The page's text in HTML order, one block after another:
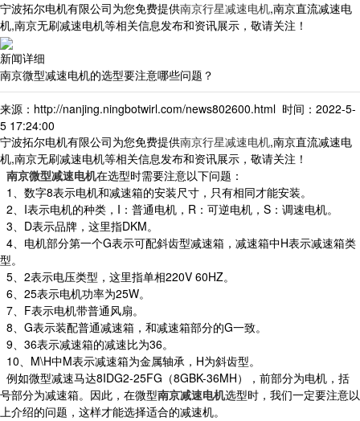
宁波拓尔电机有限公司为您免费提供南京行星减速电机,南京直流减速电
机,南京无刷减速电机等相关信息发布和资讯展示，敬请关注！
新闻详细
南京微型减速电机的选型要注意哪些问题？
来源：http://nanjing.ningbotwirl.com/news802600.html 时间：2022-5-
5 17:24:00
宁波拓尔电机有限公司为您免费提供南京行星减速电机,南京直流减速电
机,南京无刷减速电机等相关信息发布和资讯展示，敬请关注！
南京微型减速电机在选型时需要注意以下问题：
1、数字8表示电机和减速箱的安装尺寸，只有相同才能安装。
2、I表示电机的种类，I：普通电机，R：可逆电机，S：调速电机。
3、D表示品牌，这里指DKM。
4、电机部分第一个G表示可配斜齿型减速箱，减速箱中H表示减速箱类
型。
5、2表示电压类型，这里指单相220V 60HZ。
6、25表示电机功率为25W。
7、F表示电机带普通风扇。
8、G表示装配普通减速箱，和减速箱部分的G一致。
9、36表示减速箱的减速比为36。
10、M\H中M表示减速箱为金属轴承，H为斜齿型。
例如微型减速马达8IDG2-25FG（8GBK-36MH），前部分为电机，括
号部分为减速箱。因此，在微型南京减速电机选型时，我们一定要注意以
上介绍的问题，这样才能选择适合的减速机。